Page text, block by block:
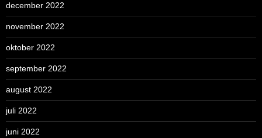
december 2022
november 2022
oktober 2022
september 2022
august 2022
juli 2022
juni 2022